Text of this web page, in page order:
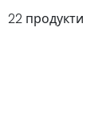
22 продукти